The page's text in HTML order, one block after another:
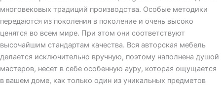
многовековых традиций производства. Особые методики
передаются из поколения в поколение и очень высоко
ценятся во всем мире. При этом они соответствуют
высочайшим стандартам качества. Вся авторская мебель
делается исключительно вручную, поэтому наполнена душой
мастеров, несет в себе особенную ауру, которая ощущается
в вашем доме, как только один из уникальных предметов